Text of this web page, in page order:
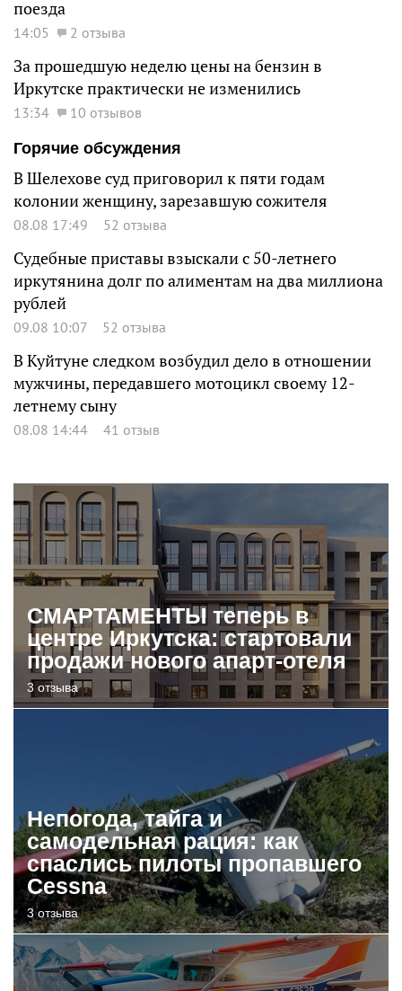
поезда
14:05 2 отзыва
За прошедшую неделю цены на бензин в
Иркутске практически не изменились
13:34
10 отзывов
Горячие обсуждения
В Шелехове суд приговорил к пяти годам
колонии женщину, зарезавшую сожителя
08.08 17:49 52 отзыва
Судебные приставы взыскали с 50-летнего
иркутянина долг по алиментам на два миллиона
рублей
09.08 10:07 52 отзыва
В Куйтуне следком возбудил дело в отношении
мужчины, передавшего мотоцикл своему 12-
летнему сыну
08.08 14:44 41 отзыв
СМАРТАМЕНТЫ теперь в
центре Иркутска: стартовали
продажи нового апарт-отеля
3 отзыва
Непогода, тайга и
самодельная рация: как
спаслись пилоты пропавшего
Cessna
3 отзыва